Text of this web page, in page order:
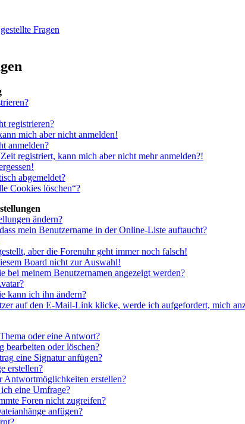
Fragen
registrieren?
mich aber nicht anmelden!
anmelden?
registriert, kann mich aber nicht mehr anmelden?!
abgemeldet?
Cookies löschen“?
ändern?
mein Benutzername in der Online-Liste auftaucht?
aber die Forenuhr geht immer noch falsch!
Board nicht zur Auswahl!
bei meinem Benutzernamen angezeigt werden?
kann ich ihn ändern?
auf den E-Mail-Link klicke, werde ich aufgefordert, mich
oder eine Antwort?
bearbeiten oder löschen?
eine Signatur anfügen?
erstellen?
Antwortmöglichkeiten erstellen?
eine Umfrage?
Foren nicht zugreifen?
anfügen?